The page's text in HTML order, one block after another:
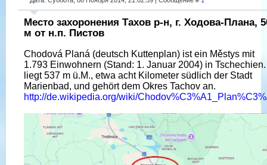
Место захоронения Тахов р-н, г. Ходова-Плана,
м от н.п. Пистов
Chodová Planá (deutsch Kuttenplan) ist ein Městys mit
1.793 Einwohnern (Stand: 1. Januar 2004) in
liegt 537 m ü.M., etwa acht Kilometer südlich der Stadt
Marienbad, und gehört dem Okres Tachov an.
http://de.wikipedia.org/wiki/